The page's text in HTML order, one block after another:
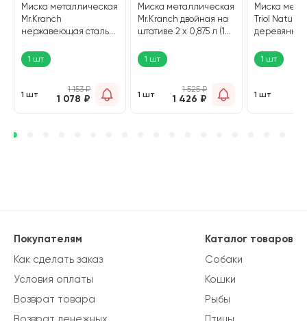
Миска металлическая
Mr.Kranch
нержавеющая сталь
шт)1 шт
1 шт
1 153₽
1 078 ₽
Миска металлическая
Mr.Kranch двойная на
штативе 2 х 0,875 л (1
1 шт
1 шт
1 525₽
1 426 ₽
Миска
Triol Natural
деревянной
1 шт
1 шт
Каталог товаров
Собаки
Кошки
Рыбы
Покупателям
Как сделать заказ
Условия оплаты
Возврат товара